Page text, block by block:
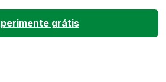
grátis